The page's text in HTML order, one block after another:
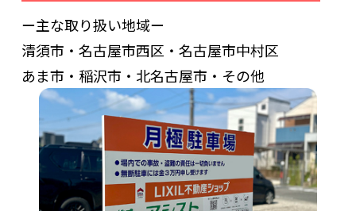
ー主な取り扱い地域ー
清須市・名古屋市西区・名古屋市中村区
あま市・稲沢市・北名古屋市・その他